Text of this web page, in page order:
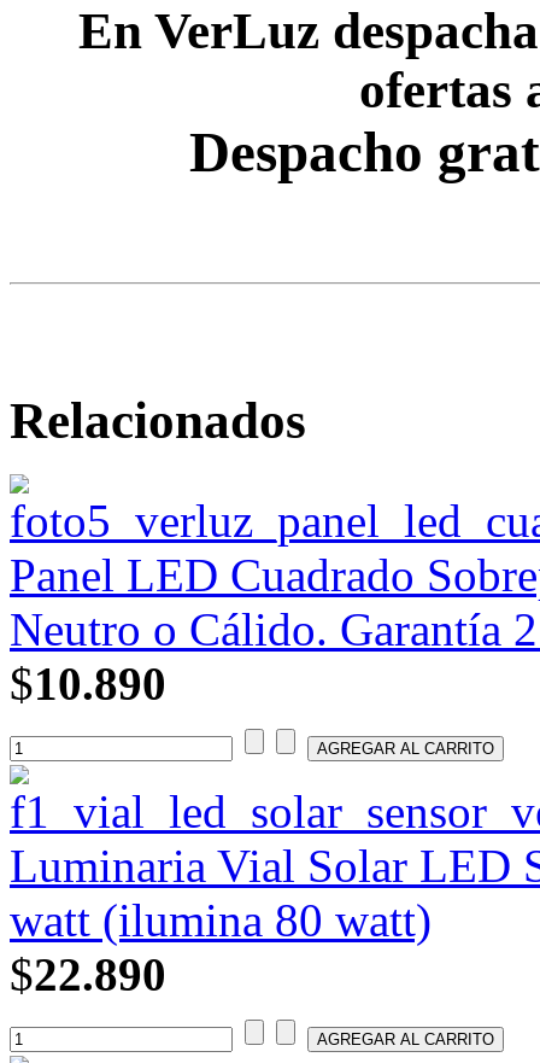
En VerLuz
ofertas
Despacho
Relacionados
Panel LED Cuadrado
Neutro o Cálido. Garantía
$10.890
Luminaria Vial Solar LED
watt (ilumina 80 watt)
$22.890